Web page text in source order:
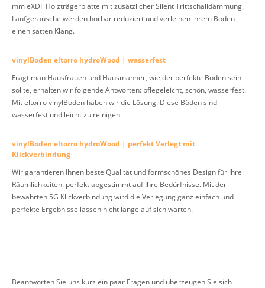
mm eXDF Holzträgerplatte mit zusätzlicher Silent Trittschalldämmung.
Laufgeräusche werden hörbar reduziert und verleihen ihrem Boden
einen satten Klang.
vinylBoden eltorro hydroWood | wasserfest
Fragt man Hausfrauen und Hausmänner, wie der perfekte Boden sein
sollte, erhalten wir folgende Antworten: pflegeleicht, schön, wasserfest.
Mit eltorro vinylBoden haben wir die Lösung: Diese Böden sind
wasserfest und leicht zu reinigen.
vinylBoden eltorro hydroWood | perfekt Verlegt mit
Klickverbindung
Wir garantieren Ihnen beste Qualität und formschönes Design für Ihre
Räumlichkeiten. perfekt abgestimmt auf Ihre Bedürfnisse. Mit der
bewährten 5G Klickverbindung wird die Verlegung ganz einfach und
perfekte Ergebnisse lassen nicht lange auf sich warten.
Beantworten Sie uns kurz ein paar Fragen und überzeugen Sie sich